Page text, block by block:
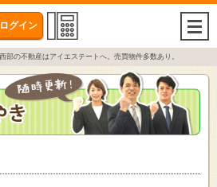
グイン
部の不動産はアイエステートへ。売買物件多数あり。